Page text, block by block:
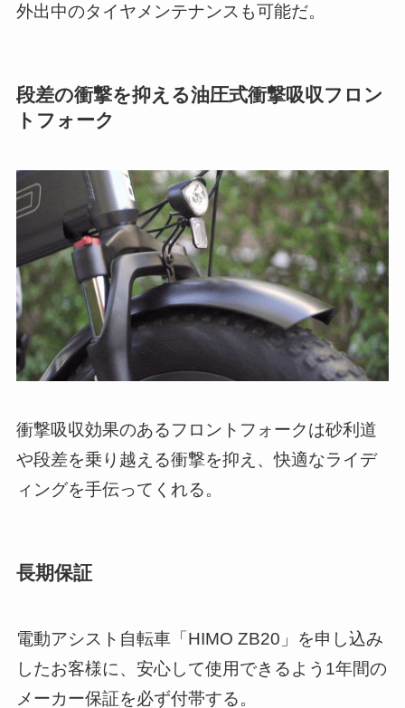
外出中のタイヤメンテナンスも可能だ。
段差の衝撃を抑える油圧式衝撃吸収フロン
トフォーク
衝撃吸収効果のあるフロントフォークは砂利道
や段差を乗り越える衝撃を抑え、快適なライデ
ィングを手伝ってくれる。
長期保証
電動アシスト自転車「HIMO ZB20」を申し込み
したお客様に、安心して使用できるよう1年間の
メーカー保証を必ず付帯する。